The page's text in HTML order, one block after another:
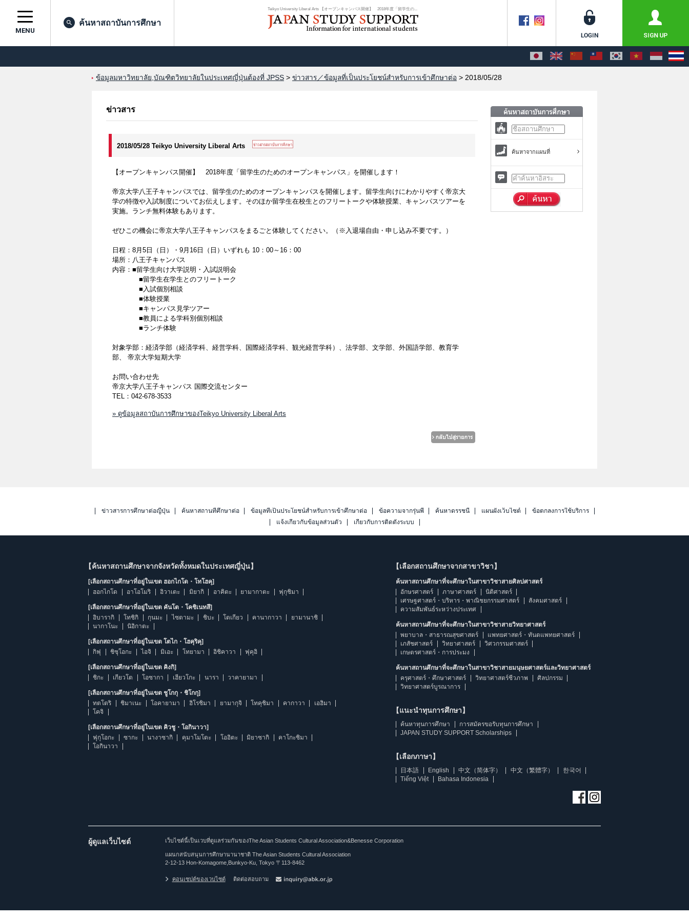
Teikyo University Liberal Arts 【オープンキャンパス開催】 2018年度「留学生の...
MENU
ค้นหาสถาบันการศึกษา
ข้อมูลมหาวิทยาลัย,บัณฑิตวิทยาลัยในประเทศญี่ปุ่นต้องที่ JPSS > ข่าวสาร／ข้อมูลที่เป็นประโยชน์สำหรับการเข้าศึกษาต่อ > 2018/05/28
ข่าวสาร
2018/05/28 Teikyo University Liberal Arts
【オープンキャンパス開催】 2018年度「留学生のためのオープンキャンパス」を開催します！
帝京大学八王子キャンパスでは、留学生のためのオープンキャンパスを開催します。留学生向けにわかりやすく帝京大
学の特徴や入試制度についてお伝えします。そのほか留学生在校生とのフリートークや体験授業、キャンパスツアーを
実施。ランチ無料体験もあります。
ぜひこの機会に帝京大学八王子キャンパスをまるごと体験してください。（※入退場自由・申し込み不要です。）
日程：8月5日（日）・9月16日（日）いずれも 10：00～16：00
場所：八王子キャンパス
内容：■留学生向け大学説明・入試説明会
■留学生在学生とのフリートーク
■入試個別相談
■体験授業
■キャンパス見学ツアー
■教員による学科別個別相談
■ランチ体験
対象学部：経済学部（経済学科、経営学科、国際経済学科、観光経営学科）、法学部、文学部、外国語学部、教育学
部、 帝京大学短期大学
お問い合わせ先
帝京大学八王子キャンパス 国際交流センター
TEL：042-678-3533
» ดูข้อมูลสถาบันการศึกษาของTeikyo University Liberal Arts
ค้นหาจากแผนที่
ข่าวสารการศึกษาต่อญี่ปุ่น ค้นหาสถานที่ศึกษาต่อ ข้อมูลที่เป็นประโยชน์สำหรับการเข้าศึกษาต่อ ข้อความจากรุ่นพี่ ค้นหาดรรชนี แผนผังเว็บไซต์
ข้อตกลงการใช้บริการ
แจ้งเกี่ยวกับข้อมูลส่วนตัว
เกี่ยวกับการติดตั้งระบบ
【ค้นหาสถานศึกษาจากจังหวัดทั้งหมดในประเทศญี่ปุ่น】
[เลือกสถานศึกษาที่อยู่ในเขต ฮอกไกโด・โทโฮคุ]
ฮอกไกโด
อาโอโมริ อิวาเตะ มิยากิ อาคิตะ ยามากาตะ ฟุกุชิมา
[เลือกสถานศึกษาที่อยู่ในเขต คันโต・โคชิเนทสึ]
อิบารากิ
โทชิกิ กุนมะ ไซตามะ ชิบะ โตเกียว คานากาวา
ยามานาชิ
นากาโนะ
นิอิกาตะ
[เลือกสถานศึกษาที่อยู่ในเขต โตไก・โฮคุริคุ]
กิฟุ
ชิซุโอกะ ไอจิ มิเอะ โทยามา อิชิคาวา ฟุคุอิ
[เลือกสถานศึกษาที่อยู่ในเขต คิงกิ]
ชิกะ
เกียวโต โอซากา เฮียวโกะ นารา วาคายามา
[เลือกสถานศึกษาที่อยู่ในเขต ชูโกกุ・ชิโกกุ]
ทตโตริ
ชิมาเนะ โอคายามา ฮิโรชิมา ยามากุจิ โทคุชิมา คากาวา
เอฮิมา
โคจิ
[เลือกสถานศึกษาที่อยู่ในเขต คิวชู・โอกินาวา]
ฟุกุโอกะ
ซากะ นางาซากิ คุมาโมโตะ โออิตะ มิยาซากิ
คาโกะชิมา
โอกินาวา
【เลือกสถานศึกษาจากสาขาวิชา】
ค้นหาสถานศึกษาที่จะศึกษาในสาขาวิชาสายศิลปศาสตร์
อักษรศาสตร์
ภาษาศาสตร์
นิติศาสตร์
เศรษฐศาสตร์・บริหาร・พาณิชยกรรมศาสตร์
สังคมศาสตร์
ความสัมพันธ์ระหว่างประเทศ
ค้นหาสถานศึกษาที่จะศึกษาในสาขาวิชาสายวิทยาศาสตร์
พยาบาล・สาธารณสุขศาสตร์
แพทยศาสตร์・ทันตแพทยศาสตร์
เภสัชศาสตร์
วิทยาศาสตร์
วิศวกรรมศาสตร์
เกษตรศาสตร์・การประมง
ค้นหาสถานศึกษาที่จะศึกษาในสาขาวิชาสายมนุษยศาสตร์และวิทยาศาสตร์
ครุศาสตร์・ศึกษาศาสตร์
วิทยาศาสตร์ชีวภาพ
ศิลปกรรม
วิทยาศาสตร์บูรณาการ
【แนะนำทุนการศึกษา】
ค้นหาทุนการศึกษา
การสมัครขอรับทุนการศึกษา
JAPAN STUDY SUPPORT Scholarships
【เลือกภาษา】
日本語 English 中文（简体字） 中文（繁體字）
한국어
Tiếng Việt
Bahasa Indonesia
ผู้ดูแลเว็บไซต์ เว็บไซต์นี้เป็นเวบที่ดูแลร่วมกันของThe Asian Students Cultural Association&Benesse Corporation
แผนกสนับสนุนการศึกษานานาชาติ The Asian Students Cultural Association
2-12-13 Hon-Komagome,Bunkyo-Ku, Tokyo 〒113-8462
คอนเซปต์ของเวบไซต์ ติดต่อสอบถาม